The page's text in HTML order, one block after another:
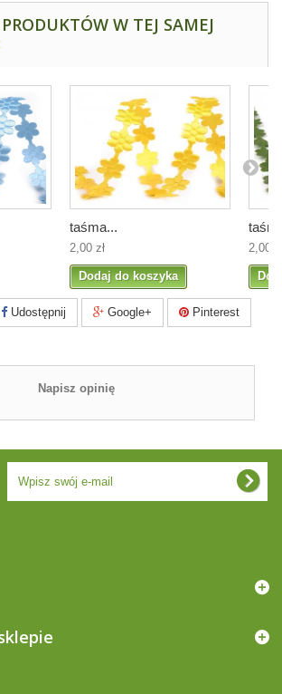
W TEJ SAMEJ
taśma...
2,00 zł
Dodaj do koszyka
2,00
Udostępnij Google+ Pinterest
Napisz opinię